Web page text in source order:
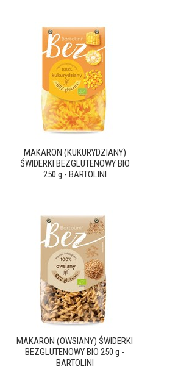
MAKARON (KUKURYDZIANY)
ŚWIDERKI BEZGLUTENOWY BIO
250 g - BARTOLINI
MAKARON (OWSIANY) ŚWIDERKI
BEZGLUTENOWY BIO 250 g -
BARTOLINI